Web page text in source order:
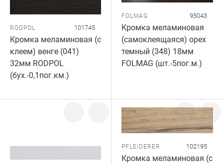
RODPOL 101745
Кромка меламиновая (с
клеем) венге (041)
32мм RODPOL
(бух.-0,1пог.км.)
FOLMAG 95043
Кромка меламиновая
(самоклеящаяся) орех
темный (348) 18мм
FOLMAG (шт.-5пог.м.)
PFLEIDERER 102195
Кромка меламиновая (с